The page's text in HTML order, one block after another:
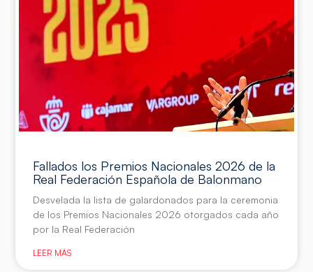
Fallados los Premios Nacionales 2026 de la
Real Federación Española de Balonmano
Desvelada la lista de galardonados para la ceremonia
de los Premios Nacionales 2026 otorgados cada año
por la Real Federación
LEER MÁS